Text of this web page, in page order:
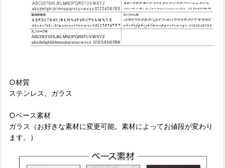
○材質
ステンレス、ガラス
○ベース素材
ガラス（お好きな素材に変更可能。素材によってお値段が変わり
ます。）